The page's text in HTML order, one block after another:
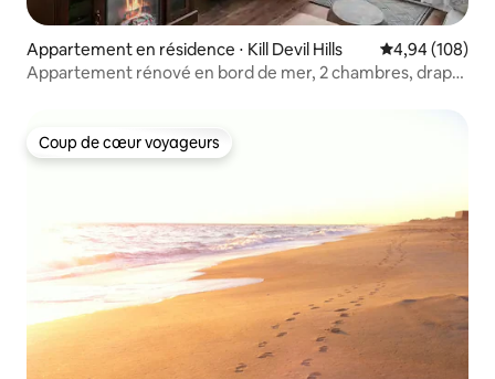
Appartement en résidence ⋅ Kill Devil Hills Évaluation
4,94 (108)
Appartement rénové en bord de mer, 2 chambres, draps
Coup de cœur voyageurs
Coup de cœur voyageurs